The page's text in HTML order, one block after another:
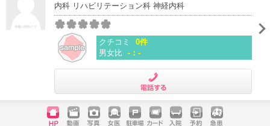
内科 リハビリテーション科 神経内科
クチコミ
0件
男女比 -：-